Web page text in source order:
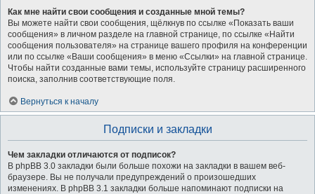
Как мне найти свои сообщения и созданные мной темы?
Вы можете найти свои сообщения, щёлкнув по ссылке «Показать ваши
сообщения» в личном разделе на главной странице, по ссылке «Найти
сообщения пользователя» на странице вашего профиля на конференции
или по ссылке «Ваши сообщения» в меню «Ссылки» на главной странице.
Чтобы найти созданные вами темы, используйте страницу расширенного
поиска, заполнив соответствующие поля.
Вернуться к началу
Подписки и закладки
Чем закладки отличаются от подписок?
В phpBB 3.0 закладки были больше похожи на закладки в вашем веб-
браузере. Вы не получали предупреждений о произошедших
изменениях. В phpBB 3.1 закладки больше напоминают подписки на